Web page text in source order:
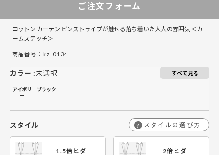
141～200 ￥18,600
141～200 ￥12,400
ご注文フォーム
コットン カーテン ピンストライプが魅せる落ち着いた大人の雰囲気 ＜カ
ームステッチ＞
商品番号：kz_0134
カラー :未選択 すべて見る
アイボリ
ー
ブラック
スタイル ? スタイルの選び方
1.5倍ヒダ 2倍ヒダ